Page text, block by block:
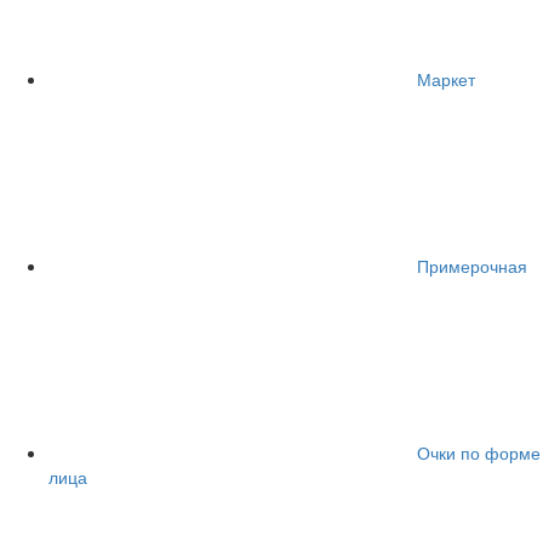
Маркет
Примерочная
Очки по форме
лица